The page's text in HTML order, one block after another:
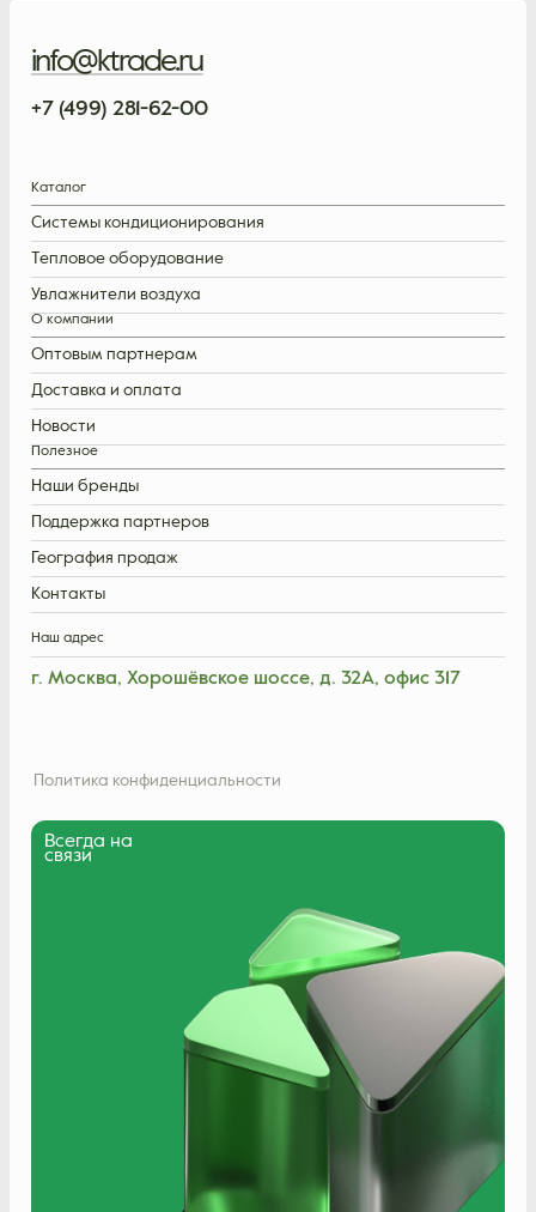
info@ktrade.ru
+7 (499) 281-62-00
Каталог
Системы кондиционирования
Тепловое оборудование
Увлажнители воздуха
О компании
Оптовым партнерам
Доставка и оплата
Новости
Полезное
Наши бренды
Поддержка партнеров
География продаж
Контакты
Политика конфиденциальности
Наш адрес
г. Москва, Хорошёвское шоссе, д. 32А, офис 317
Всегда на
связи